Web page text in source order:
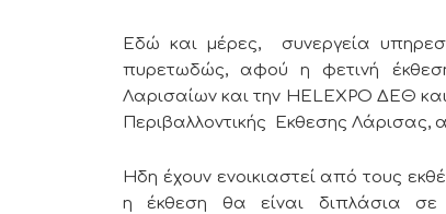
Εδώ και μέρες, συνεργεία
πυρετωδώς, αφού η φετινή
Λαρισαίων και την HELEXPO ΔΕΘ
Περιβαλλοντικής Εκθεσης Λάρισας,
Ηδη έχουν ενοικιαστεί από τους
η έκθεση θα είναι διπλάσια